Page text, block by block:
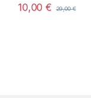
10,00€ 29,00€